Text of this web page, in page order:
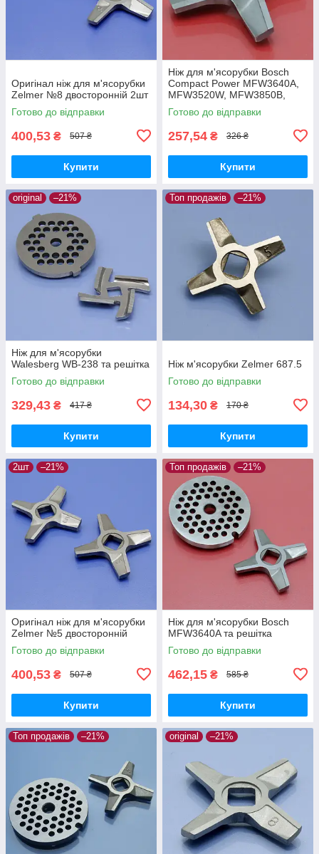
Оригінал ніж для м'ясорубки
Zelmer №8 двосторонній 2шт
Готово до відправки
400,53 ₴ 507 ₴
Купити
Ніж для м'ясорубки Bosch
Compact Power MFW3640A,
MFW3520W, MFW3850B,
MFW3600W, MFW3502,
MFW3540W, MFW3630A,
Готово до відправки
257,54 ₴ 326 ₴
Купити
original –21%
Ніж для м'ясорубки
Walesberg WB-238 та решітка
Готово до відправки
329,43 ₴ 417 ₴
Купити
Топ продажів –21%
Ніж м'ясорубки Zelmer 687.5
Готово до відправки
134,30 ₴ 170 ₴
Купити
2шт –21%
Оригінал ніж для м'ясорубки
Zelmer №5 двосторонній
Готово до відправки
400,53 ₴ 507 ₴
Купити
Топ продажів –21%
Ніж для м'ясорубки Bosch
MFW3640A та решітка
Готово до відправки
462,15 ₴ 585 ₴
Купити
Топ продажів –21% original –21%